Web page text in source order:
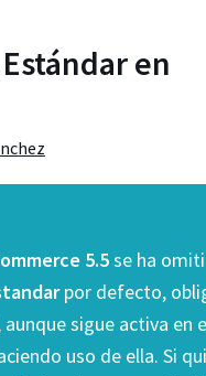
en
5.5se ha
por defecto,
sigue activa en
uso de ella. Si